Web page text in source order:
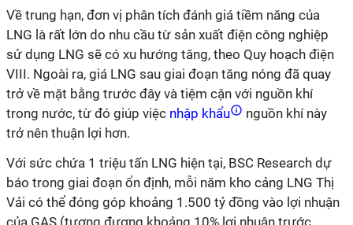
Về trung hạn, đơn vị phân tích đánh giá tiềm năng của
LNG là rất lớn do nhu cầu từ sản xuất điện công nghiệp
sử dụng LNG sẽ có xu hướng tăng, theo Quy hoạch điện
VIII. Ngoài ra, giá LNG sau giai đoạn tăng nóng đã quay
trở về mặt bằng trước đây và tiệm cận với nguồn khí
trong nước, từ đó giúp việc nhập khẩu
nguồn khí này
trở nên thuận lợi hơn.
Với sức chứa 1 triệu tấn LNG hiện tại, BSC Research dự
báo trong giai đoạn ổn định, mỗi năm kho cảng LNG Thị
Vải có thể đóng góp khoảng 1.500 tỷ đồng vào lợi nhuận
của GAS (tương đương khoảng 10% lợi nhuận trước